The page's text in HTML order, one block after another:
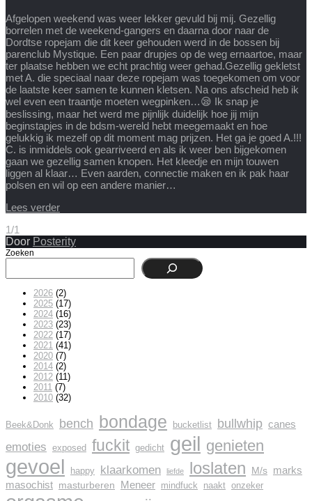
Afgelopen weekend was weer lekker gevuld bij mij. Gezellig
borrelen met de weekend-gangers en daarna door naar de
Dordtse ropejam die dit keer gehouden werd in de bossen bij
parenclub Mystique. Een paar drupjes op de weg ernaartoe, maar
ter plaatse hebben we echt prachtig weer gehad.Gezellig gekletst
met A. die speciaal naar deze ropejam was toegekomen om voor
de laatste keer samen te kunnen kletsen. Na ons afscheid heb ik
wel even een traantje moeten wegpinken…😪 Ik snap je
beslissing, maar het werd me pijnlijk duidelijk hoe jij mijn
beginstapjes in de bdsm-wereld hebt meegemaakt en hoe
gelukkig ik mezelf op dit moment mag prijzen. Het ga je goed A.!!!
C. is inmiddels ook gearriveerd en als ik weer ben bijgekomen
gaan we gezellig samen knopen. Het kleedje en mijn touwen
liggen al klaar… Even aarden, connectie maken en ik pak haar
polsen en wil op een andere manier…
Lees verder
1/1
Door Posterity
Zoeken
2026 (2)
2025 (17)
2024 (16)
2023 (23)
2022 (17)
2021 (41)
2020 (7)
2014 (2)
2012 (11)
2011 (7)
2010 (32)
Beek&Donk bench bondage bucketlist bullwhip canes
emoties exposed fuckit gedicht geil genieten
gevoel happy klaarkomen liefde loslaten M/s marks
masochist masturberen Meneer mindfuck naakt onzeker